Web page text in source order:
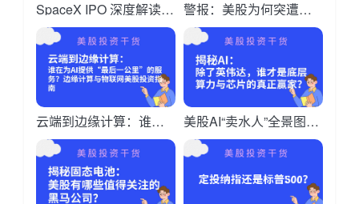
SpaceX IPO 深度解读：
散户该知道的所有事
警报：美股为何突遭
「黑色星期五」？三大
导火线引爆科技股抛售
潮！
云端到边缘计算：谁在
为AI提供“最后一公里”的
服务？边缘计算与物联
网美股投资指南
美股AI“卖水人”全景图：
除了英伟达，谁才是底
层算力与芯片的真正赢